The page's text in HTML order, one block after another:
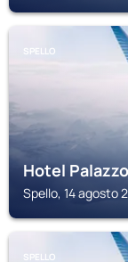
SPELLO
Hotel
Spello, 14 agosto
SPELLO